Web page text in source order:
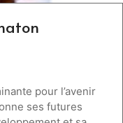
pour l’avenir
ses futures